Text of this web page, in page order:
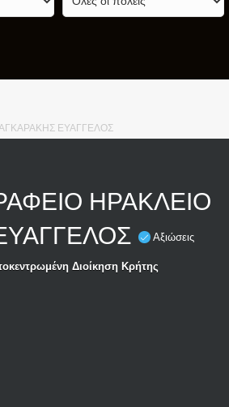
ΕΥΑΓΓΕΛΟΣ
ΗΡΑΚΛΕΙΟ
Αξιώσεις
Διοίκηση Κρήτης